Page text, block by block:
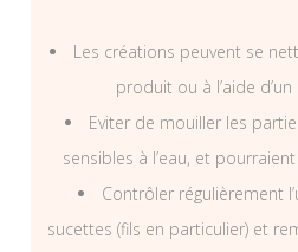
Les créations peuvent se
produit ou à l’aide
Eviter de mouiller les
sensibles à l’eau, et
Contrôler régulièrement
sucettes (fils en particulier) et